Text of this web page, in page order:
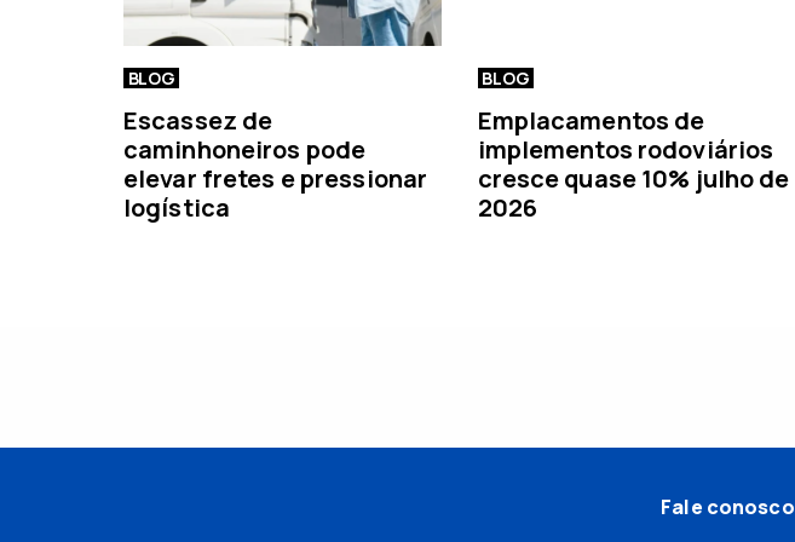
BLOG
Escassez de
caminhoneiros pode
elevar fretes e pressionar
logística
BLOG
Emplacamentos de
implementos rodoviários
cresce quase 10% julho de
2026
Fale conosco